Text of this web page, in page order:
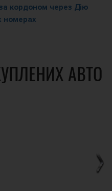
кордоном через Дію
номерах
АВТО